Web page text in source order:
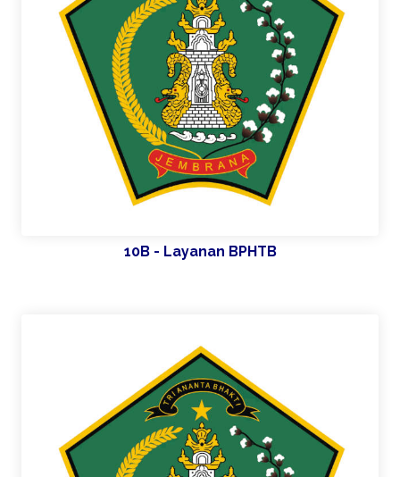
10B - Layanan BPHTB